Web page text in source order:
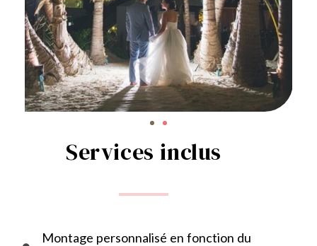
Services inclus
Montage personnalisé en fonction du